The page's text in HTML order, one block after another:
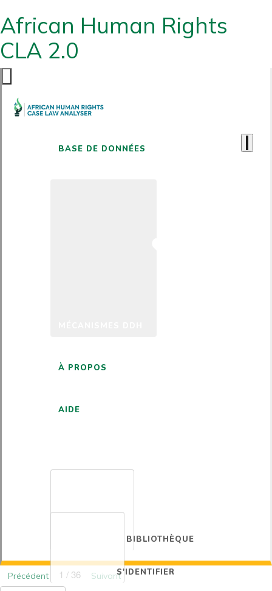
African Human Rights
CLA 2.0
BASE DE DONNÉES
À PROPOS
AIDE
BIBLIOTHÈQUE
S'IDENTIFIER
Précédent 1 / 36
Suivant